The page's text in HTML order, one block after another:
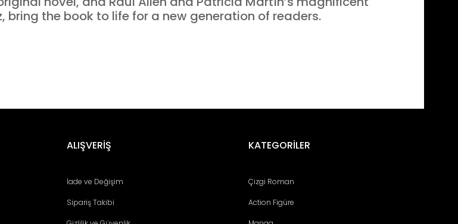
the book to life for a new generation of readers.
Yorum YazALIŞVERİŞ
İade ve Değişim
Sipariş Takibi
KATEGORİLER
Çizgi Roman
Action Figüre